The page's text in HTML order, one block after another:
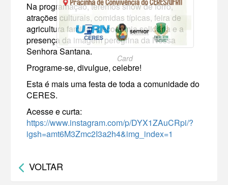
Card
Na programação, teremos show de forró,
atrações culturais, comidas típicas, feira de
agricultura familiar e economia solidária e a
presença da imagem peregrina da Nossa
Senhora Santana.
Programe-se, divulgue, celebre!
Esta é mais uma festa de toda a comunidade do
CERES.
Acesse e curta:
https://www.instagram.com/p/DYX1ZAuCRpi/?
igsh=amt6M3Zmc2I3a2h4&img_index=1
VOLTAR